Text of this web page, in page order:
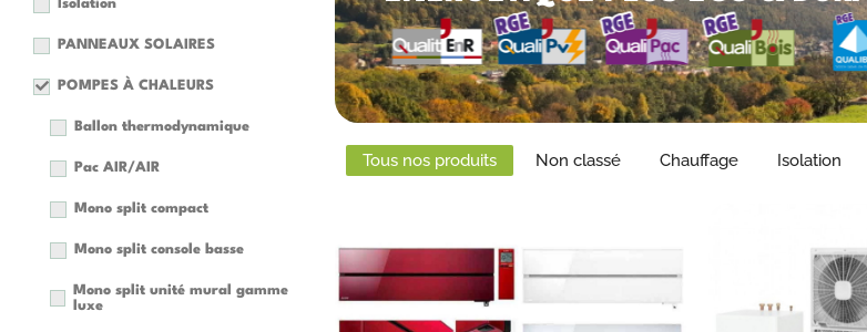
Isolation
PANNEAUX SOLAIRES
POMPES À CHALEURS
Ballon thermodynamique
Pac AIR/AIR
Mono split compact
Mono split console basse
Mono split unité mural gamme
luxe
Tous nos produits Non classé Chauffage Isolation